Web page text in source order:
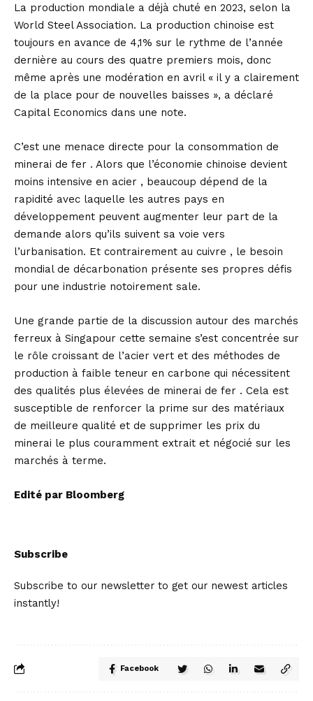
La production mondiale a déjà chuté en 2023, selon la
World Steel Association. La production chinoise est
toujours en avance de 4,1% sur le rythme de l’année
dernière au cours des quatre premiers mois, donc
même après une modération en avril « il y a clairement
de la place pour de nouvelles baisses », a déclaré
Capital Economics dans une note.
C’est une menace directe pour la consommation de
minerai de fer . Alors que l’économie chinoise devient
moins intensive en acier , beaucoup dépend de la
rapidité avec laquelle les autres pays en
développement peuvent augmenter leur part de la
demande alors qu’ils suivent sa voie vers
l’urbanisation. Et contrairement au cuivre , le besoin
mondial de décarbonation présente ses propres défis
pour une industrie notoirement sale.
Une grande partie de la discussion autour des marchés
ferreux à Singapour cette semaine s’est concentrée sur
le rôle croissant de l’acier vert et des méthodes de
production à faible teneur en carbone qui nécessitent
des qualités plus élevées de minerai de fer . Cela est
susceptible de renforcer la prime sur des matériaux
de meilleure qualité et de supprimer les prix du
minerai le plus couramment extrait et négocié sur les
marchés à terme.
Edité par Bloomberg
Subscribe
Subscribe to our newsletter to get our newest articles
instantly!
Facebook